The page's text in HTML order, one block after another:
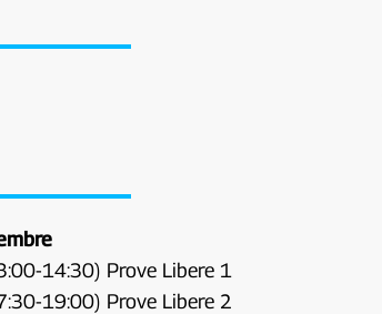
14:30) Prove Libere 1
19:00) Prove Libere 2